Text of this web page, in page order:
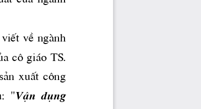
viÕt  vÒ  ngμnh
c« gi ̧o TS.
xuÊt  c«ng
"VËn  dông